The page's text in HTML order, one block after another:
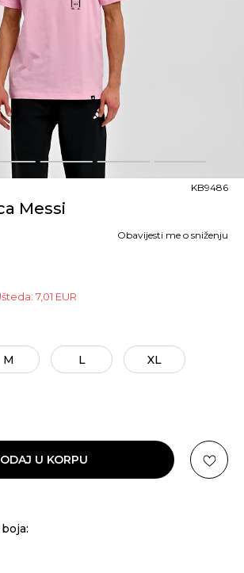
2 3 4
Messi
KB9486
7,01 EUR
Obavijesti me o sniženju
M L XL
U KORPU